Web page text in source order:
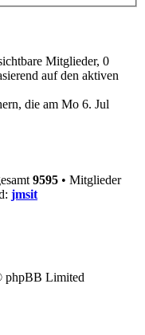
Mitglieder, 0
auf den aktiven
die am Mo 6. Jul
9595 • Mitglieder
jmsit
phpBB Limited